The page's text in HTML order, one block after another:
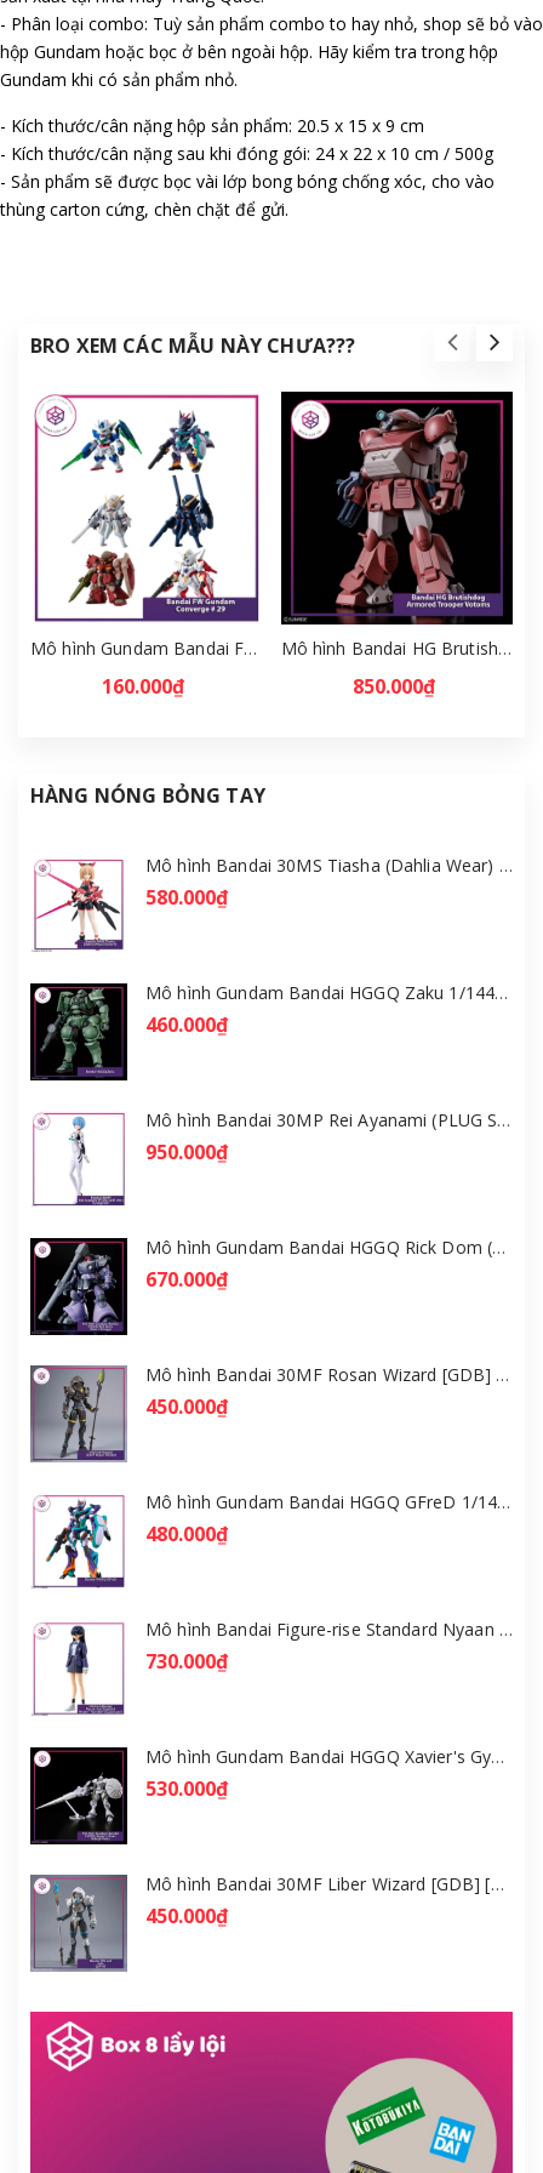
- Phân loại combo: Tuỳ sản phẩm combo to hay nhỏ, shop sẽ bỏ vào
hộp Gundam hoặc bọc ở bên ngoài hộp. Hãy kiểm tra trong hộp
Gundam khi có sản phẩm nhỏ.
- Kích thước/cân nặng hộp sản phẩm: 20.5 x 15 x 9 cm
- Kích thước/cân nặng sau khi đóng gói: 24 x 22 x 10 cm / 500g
- Sản phẩm sẽ được bọc vài lớp bong bóng chống xóc, cho vào
thùng carton cứng, chèn chặt để gửi.
BRO XEM CÁC MẪU NÀY CHƯA???
Mô hình Gundam Bandai FW Gundam Converge # 29 Full Set [GDB] [FCH]
160.000₫
Mô hình Bandai HG Brutishdog - Armored Trooper Votoms [GDB] [BHG]
850.000₫
HÀNG NÓNG BỎNG TAY
Mô hình Bandai 30MS Tiasha (Dahlia Wear) [Color B] [GDB] [30MS]
580.000₫
Mô hình Gundam Bandai HGGQ Zaku 1/144 – MSG GQuuuuuuX [GDB] [BHG]
460.000₫
Mô hình Bandai 30MP Rei Ayanami (PLUG SUIT Ver.) – Evangelion [GDB] [30MP]
950.000₫
Mô hình Gundam Bandai HGGQ Rick Dom (Gaia / Ortega) 1/144 [GDB] [BHG]
670.000₫
Mô hình Bandai 30MF Rosan Wizard [GDB] [30MF]
450.000₫
Mô hình Gundam Bandai HGGQ GFreD 1/144 [GDB] [BHG]
480.000₫
Mô hình Bandai Figure-rise Standard Nyaan - Gundam GQuuuuuuX [GDB] [FRS]
730.000₫
Mô hình Gundam Bandai HGGQ Xavier's Gyan Hakuji-Packs 1/144 [GDB] [BHG]
530.000₫
Mô hình Bandai 30MF Liber Wizard [GDB] [30MF]
450.000₫